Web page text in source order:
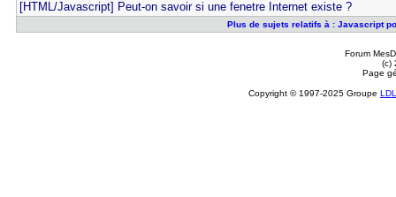
[HTML/Javascript] Peut-on savoir si une fenetre Internet existe ?
Plus de sujets relatifs à : Javascript
Forum
(c)
Page
Copyright © 1997-2025 Groupe